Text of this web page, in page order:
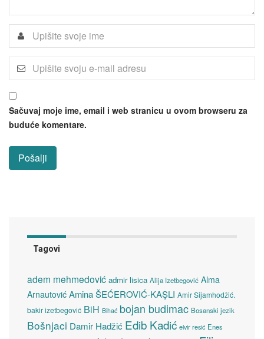
Sačuvaj moje ime, email i web stranicu u ovom browseru za
buduće komentare.
Tagovi
adem mehmedović admir lisica Alija Izetbegović Alma
Arnautović Amina ŠEĆEROVIĆ-KAŞLI Amir Sijamhodžić.
bakir izetbegović BiH Bihać bojan budimac Bosanski jezik
Bošnjaci Damir Hadžić Edib Kadić elvir resić Enes